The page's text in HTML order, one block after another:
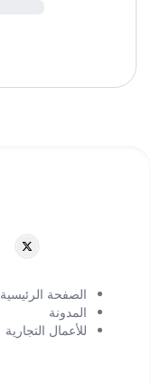
الصفحة الرئيسية
المدونة
للأعمال التجارية